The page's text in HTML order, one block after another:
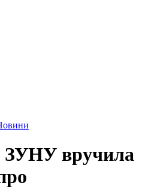
ЗУНУ вручила